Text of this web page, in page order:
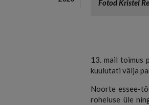
Fotod Kristel
13. mail toimus
kuulutati välja
Noorte essee-
roheluse üle